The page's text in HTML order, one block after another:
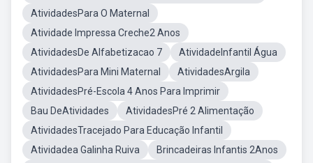
AtividadesPara O Maternal
Atividade Impressa Creche2 Anos
AtividadesDe Alfabetizacao 7
AtividadeInfantil Água
AtividadesPara Mini Maternal
AtividadesArgila
AtividadesPré-Escola 4 Anos Para Imprimir
Bau DeAtividades
AtividadesPré 2 Alimentação
AtividadesTracejado Para Educação Infantil
Atividadea Galinha Ruiva
Brincadeiras Infantis 2Anos